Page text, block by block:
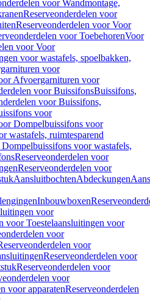
voor Wandmontage,
Reserveonderdelen voor
Reserveonderdelen voor Voor
voor ToebehorenVoor
voor Voor
voor wastafels, spoelbakken,
voor
Afvoergarnituren voor
voor BuissifonsBuissifons,
voor Buissifons,
voor
Dompelbuissifons voor
wastafels, ruimtesparend
voor wastafels,
Reserveonderdelen voor
Reserveonderdelen voor
AansluitbochtenAbdeckungen
Inbouwboxen
voor
voor Toestelaansluitingen voor
voor
voor
Reserveonderdelen voor
Reserveonderdelen voor
voor
voor apparatenReserveonderdelen